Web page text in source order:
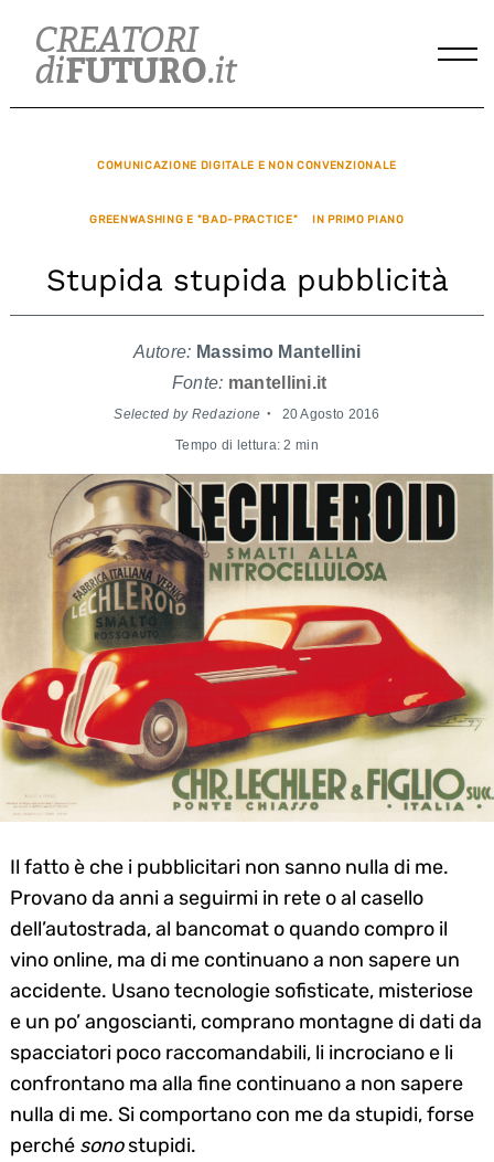
content
COMUNICAZIONE DIGITALE E NON CONVENZIONALE
GREENWASHING E "BAD-PRACTICE" IN PRIMO PIANO
Stupida stupida pubblicità
Autore: Massimo Mantellini
Fonte: mantellini.it
Selected by Redazione 20 Agosto 2016
Tempo di lettura: 2 min
Il fatto è che i pubblicitari non sanno nulla di me.
Provano da anni a seguirmi in rete o al casello
dell’autostrada, al bancomat o quando compro il
vino online, ma di me continuano a non sapere un
accidente. Usano tecnologie sofisticate, misteriose
e un po’ angoscianti, comprano montagne di dati da
spacciatori poco raccomandabili, li incrociano e li
confrontano ma alla fine continuano a non sapere
nulla di me. Si comportano con me da stupidi, forse
perché sonostupidi.